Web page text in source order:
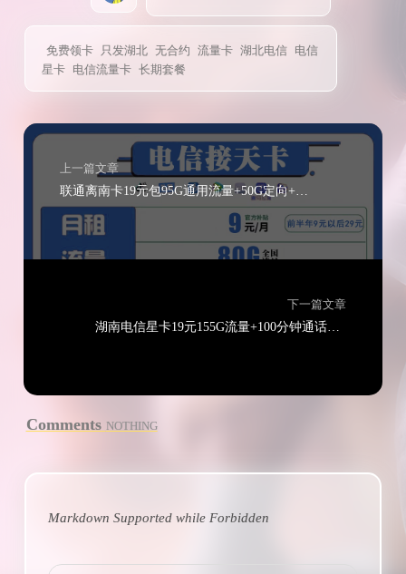
免费领卡 只发湖北 无合约 流量卡 湖北电信 电信
星卡 电信流量卡 长期套餐
上一篇文章
下一篇文章
湖南电信星卡19元155G流量+100分钟通话（只发湖南省内）
Comments NOTHING
Markdown Supported whileForbidden